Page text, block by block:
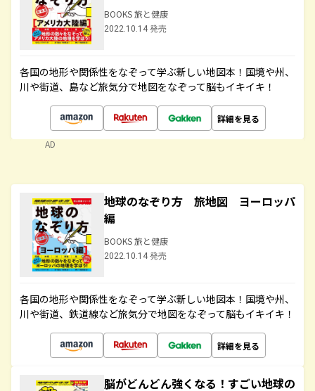
BOOKS 旅と健康
2022.10.14 発売
各国の地形や関係性をなぞって学ぶ新しい地図本！国境や州、
川や街道、島など旅気分で地図をなぞって脳もイキイキ！
詳細を見る
AD
地球のなぞり方 旅地図 ヨーロッパ
編
BOOKS 旅と健康
2022.10.14 発売
各国の地形や関係性をなぞって学ぶ新しい地図本！国境や州、
川や街道、鉄道線など旅気分で地図をなぞって脳もイキイキ！
詳細を見る
脳がどんどん強くなる！すごい地球の